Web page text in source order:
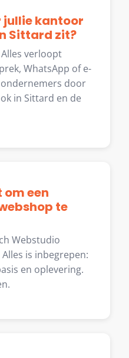
jullie kantoor
Sittard zit?
verloopt
WhatsApp of e-
door
in Sittard en de
om een
te
Webstudio
is inbegrepen:
en oplevering.